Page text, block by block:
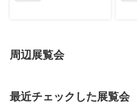
周辺展覧会
最近チェックした展覧会